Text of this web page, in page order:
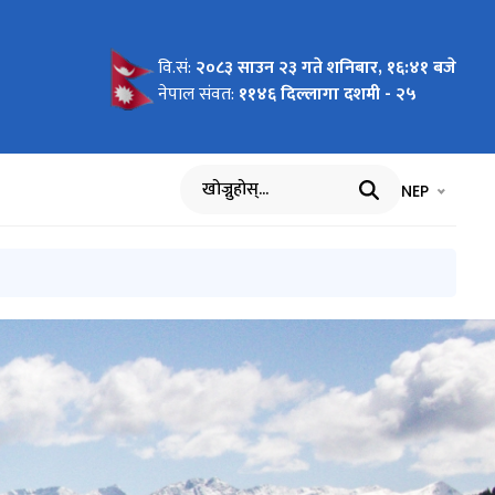
सूचना
सूचना।
।
सूचना ।
पेस
। वि.सं: २०८३ साउन २३ गते शनिबार, १६:४१ बजे
नेपाल संवत: ११४६ दिल्लागा दशमी - २५
खोज्नुहोस् भाषा चयन
NEP